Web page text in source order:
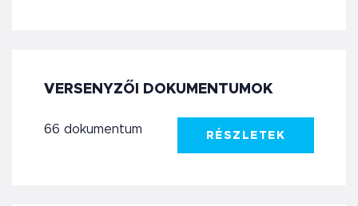
VERSENYZŐI DOKUMENTUMOK
66 dokumentum
RÉSZLETEK